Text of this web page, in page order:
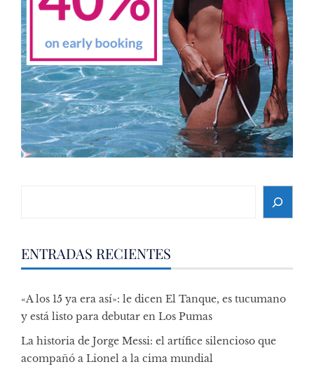
ENTRADAS RECIENTES
«A los 15 ya era así»: le dicen El Tanque, es tucumano
y está listo para debutar en Los Pumas
La historia de Jorge Messi: el artífice silencioso que
acompañó a Lionel a la cima mundial